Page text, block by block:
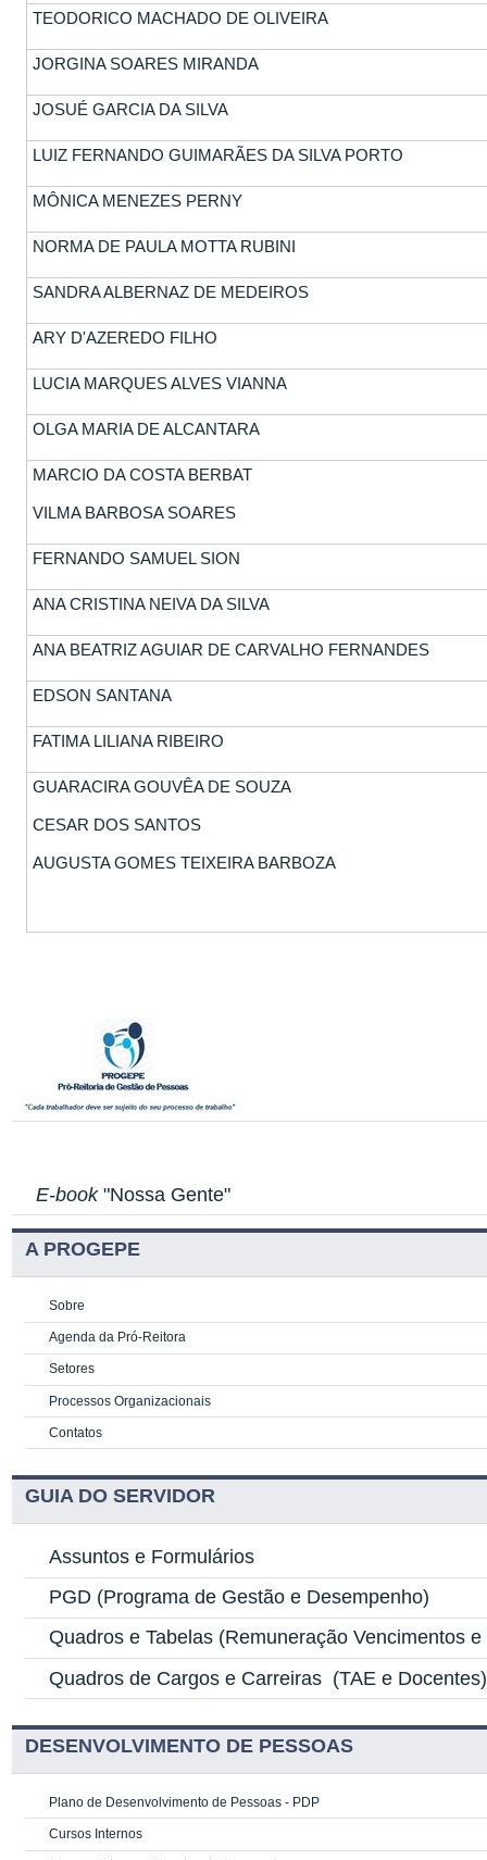
TEODORICO MACHADO DE OLIVEIRA
JORGINA SOARES MIRANDA
JOSUÉ GARCIA DA SILVA
LUIZ FERNANDO GUIMARÃES DA SILVA PORTO
MÔNICA MENEZES PERNY
NORMA DE PAULA MOTTA RUBINI
SANDRA ALBERNAZ DE MEDEIROS
ARY D'AZEREDO FILHO
LUCIA MARQUES ALVES VIANNA
OLGA MARIA DE ALCANTARA
MARCIO DA COSTA BERBAT
VILMA BARBOSA SOARES
FERNANDO SAMUEL SION
ANA CRISTINA NEIVA DA SILVA
ANA BEATRIZ AGUIAR DE CARVALHO FERNANDES
EDSON SANTANA
FATIMA LILIANA RIBEIRO
GUARACIRA GOUVÊA DE SOUZA
CESAR DOS SANTOS
AUGUSTA GOMES TEIXEIRA BARBOZA
E-book"Nossa Gente"
A PROGEPE
Sobre
Agenda da Pró-Reitora
Setores
Processos Organizacionais
Contatos
GUIA DO SERVIDOR
Assuntos e Formulários
PGD (Programa de Gestão e Desempenho)
Quadros e Tabelas (Remuneração Vencimentos
Quadros de Cargos e Carreiras (TAE e Docentes)
DESENVOLVIMENTO DE PESSOAS
Plano de Desenvolvimento de Pessoas - PDP
Cursos Internos